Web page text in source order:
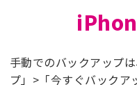
手動でのバックアップ
プ」>「今すぐバックア